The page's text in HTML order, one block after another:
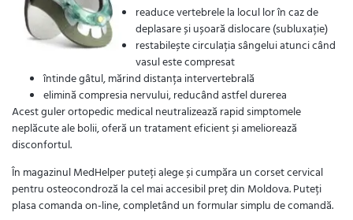
readuce vertebrele la locul lor în caz de
deplasare și ușoară dislocare (subluxație)
restabilește circulația sângelui atunci când
vasul este compresat
întinde gâtul, mărind distanța intervertebrală
elimină compresia nervului, reducând astfel durerea
Acest guler ortopedic medical neutralizează rapid simptomele
neplăcute ale bolii, oferă un tratament eficient și ameliorează
disconfortul.
În magazinul MedHelper puteți alege și cumpăra un corset cervical
pentru osteocondroză la cel mai accesibil preț din Moldova. Puteți
plasa comanda on-line, completând un formular simplu de comandă.